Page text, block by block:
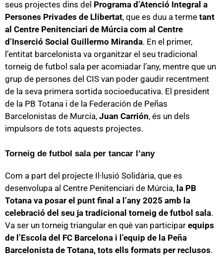
seus projectes dins del Programa d’Atenció Integral a
Persones Privades de Llibertat, que es duu a terme tant
al Centre Penitenciari de Múrcia com al Centre
d’Inserció Social Guillermo Miranda. En el primer,
l’entitat barcelonista va organitzar el seu tradicional
torneig de futbol sala per acomiadar l’any, mentre que un
grup de persones del CIS van poder gaudir recentment
de la seva primera sortida socioeducativa. El president
de la PB Totana i de la Federación de Peñas
Barcelonistas de Murcia, Juan Carrión, és un dels
impulsors de tots aquests projectes.
Torneig de futbol sala per tancar l’any
Com a part del projecte Il·lusió Solidària, que es
desenvolupa al Centre Penitenciari de Múrcia, la PB
Totana va posar el punt final a l’any 2025 amb la
celebració del seu ja tradicional torneig de futbol sala.
Va ser un torneig triangular en què van participar equips
de l’Escola del FC Barcelona i l’equip de la Peña
Barcelonista de Totana, tots ells formats per reclusos.